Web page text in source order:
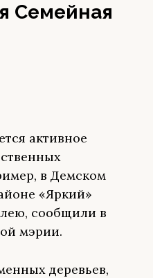
Семейная
активное
в Демском
«Яркий»
сообщили в
мэрии.
деревьев,